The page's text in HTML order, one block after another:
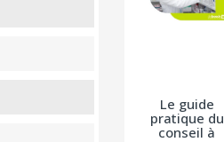
Le guide
pratique du
conseil à